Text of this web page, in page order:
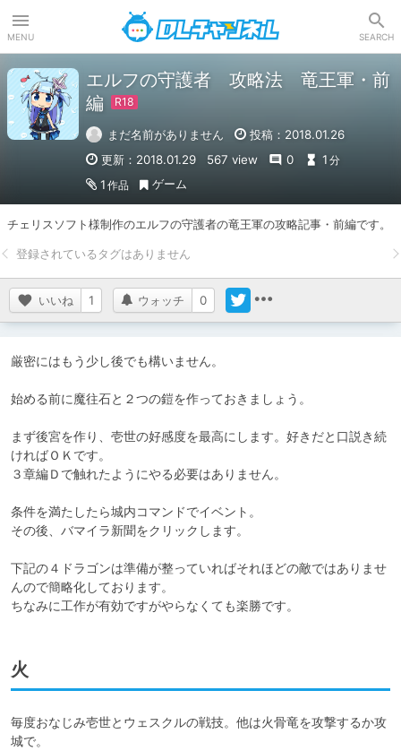
MENU SEARCH
エルフの守護者 攻略法 竜王軍・前
編
まだ名前がありません
投稿：2018.01.26
更新：2018.01.29
567 view 0 1 分
1 作品 ゲーム
チェリスソフト様制作のエルフの守護者の竜王軍の攻略記事・前編です。
いいね 1 ウォッチ 0
厳密にはもう少し後でも構いません。
始める前に魔往石と２つの鎧を作っておきましょう。
まず後宮を作り、壱世の好感度を最高にします。好きだと口説き続
ければＯＫです。
３章編Ｄで触れたようにやる必要はありません。
条件を満たしたら城内コマンドでイベント。
その後、バマイラ新聞をクリックします。
下記の４ドラゴンは準備が整っていればそれほどの敵ではありませ
んので簡略化しております。
ちなみに工作が有効ですがやらなくても楽勝です。
火
毎度おなじみ壱世とウェスクルの戦技。他は火骨竜を攻撃するか攻
城で。